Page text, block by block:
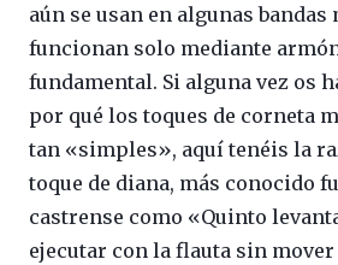
aún se usan en algunas
funcionan solo mediante
fundamental. Si alguna vez os
por qué los toques de corneta
tan «simples», aquí tenéis la
toque de diana, más conocido
castrense como «Quinto
ejecutar con la flauta sin mover